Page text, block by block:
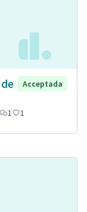
Acceptada
1 1